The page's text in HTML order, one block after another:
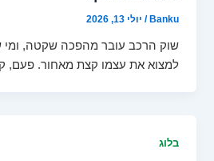
Banku
/ יולי 13, 2026
שוק הרכב עובר מהפכה שקטה,
למצוא את עצמו קצת מאחור. פעם,
בלוג